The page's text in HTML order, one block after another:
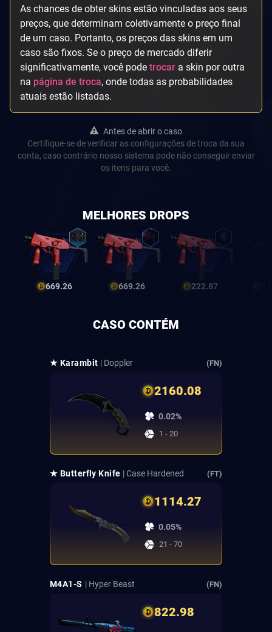
As chances de obter skins estão vinculadas aos seus
preços, que determinam coletivamente o preço final
de um caso. Portanto, os preços das skins em um
caso são fixos. Se o preço de mercado diferir
significativamente, você pode trocar a skin por outra
na página de troca, onde todas as probabilidades
atuais estão listadas.
Antes de abrir o caso
Certifique-se de verificar as configurações de troca da sua
conta, caso contrário nosso sistema pode não conseguir enviar
os itens para você.
MELHORES DROPS
669.26 669.26 222.87
CASO CONTÉM
★ Karambit | Doppler (FN)
2160.08
0.02%
1 - 20
★ Butterfly Knife | Case Hardened (FT)
1114.27
0.05%
21 - 70
M4A1-S | Hyper Beast (FN)
822.98